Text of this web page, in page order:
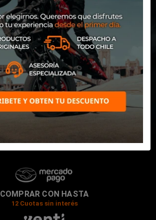
COMPRAR CON HASTA
12 Cuotas sin interés